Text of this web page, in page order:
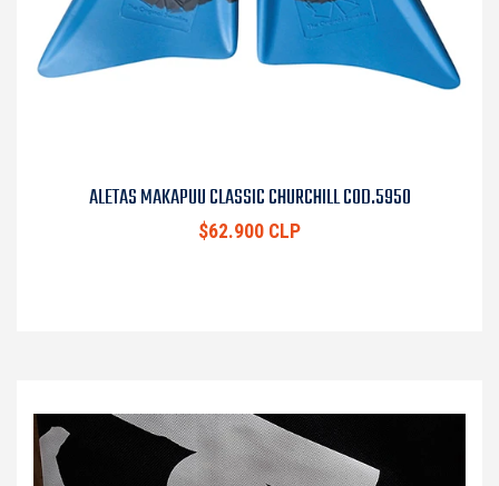
ALETAS MAKAPUU CLASSIC CHURCHILL COD.5950
$62.900 CLP